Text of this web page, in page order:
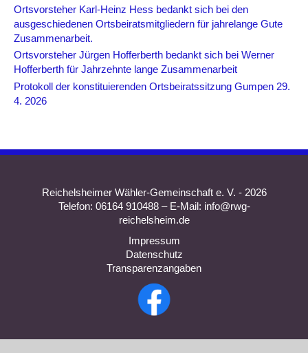
Ortsvorsteher Karl-Heinz Hess bedankt sich bei den
ausgeschiedenen Ortsbeiratsmitgliedern für jahrelange Gute
Zusammenarbeit.
Ortsvorsteher Jürgen Hofferberth bedankt sich bei Werner
Hofferberth für Jahrzehnte lange Zusammenarbeit
Protokoll der konstituierenden Ortsbeiratssitzung Gumpen 29.
4. 2026
Reichelsheimer Wähler-Gemeinschaft e. V. - 2026
Telefon: 06164 910488 – E-Mail: info@rwg-
reichelsheim.de
Impressum
Datenschutz
Transparenzangaben